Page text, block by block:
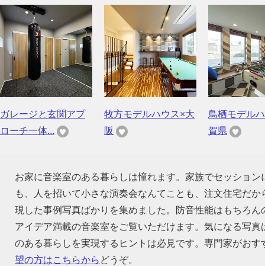
ガレージと玄関アプ
ローチ一体...
牧方モデルハウス×大
阪
鳥栖モデル
賀県
お家に音楽室のある暮らしは憧れます。家族でセッショ
も、人を招いて小さな演奏会なんてことも、注文住宅だ
現した事例写真ばかりを集めました。防音性能はもちろ
アイデア満載の音楽室をご覧いただけます。気になる写
のある暮らしを実現するヒントは必見です。専門家がお
望の方はこちらから どうぞ。